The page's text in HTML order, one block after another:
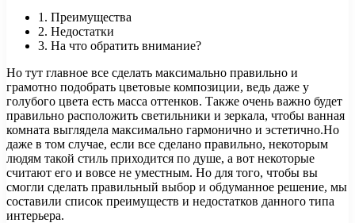
1. Преимущества
2. Недостатки
3. На что обратить внимание?
Но тут главное все сделать максимально правильно и
грамотно подобрать цветовые композиции, ведь даже у
голубого цвета есть масса оттенков. Также очень важно будет
правильно расположить светильники и зеркала, чтобы ванная
комната выглядела максимально гармонично и эстетично.Но
даже в том случае, если все сделано правильно, некоторым
людям такой стиль приходится по душе, а вот некоторые
считают его и вовсе не уместным. Но для того, чтобы вы
смогли сделать правильный выбор и обдуманное решение, мы
составили список преимуществ и недостатков данного типа
интерьера.